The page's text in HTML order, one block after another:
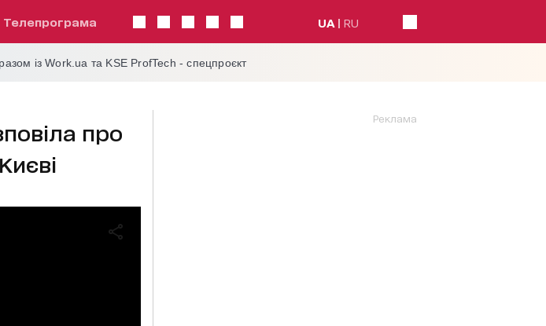
телепрограма UA RU
із Work.ua та KSE ProfTech - спецпроєкт
про
Реклама